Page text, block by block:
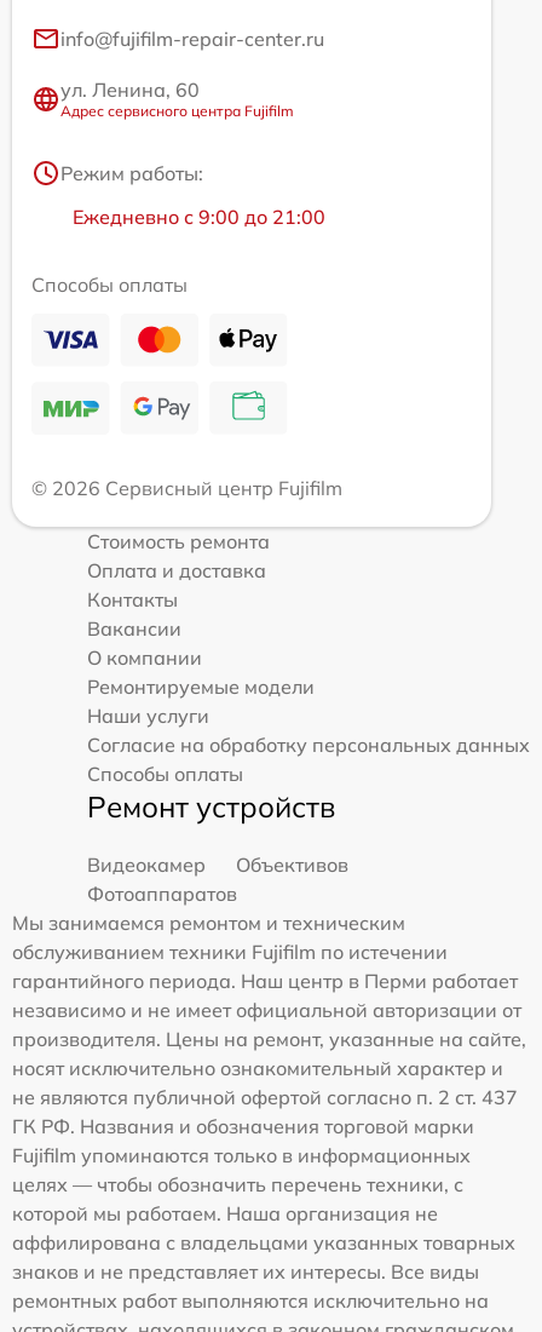
info@fujifilm-repair-center.ru
ул. Ленина, 60
Адрес сервисного центра Fujifilm
Режим работы:
Ежедневно с 9:00 до 21:00
Способы оплаты
© 2026 Сервисный центр Fujifilm
Стоимость ремонта
Оплата и доставка
Контакты
Вакансии
О компании
Ремонтируемые модели
Наши услуги
Согласие на обработку персональных данных
Способы оплаты
Ремонт устройств
Видеокамер
Объективов
Фотоаппаратов
Мы занимаемся ремонтом и техническим
обслуживанием техники Fujifilm по истечении
гарантийного периода. Наш центр в Перми работает
независимо и не имеет официальной авторизации от
производителя. Цены на ремонт, указанные на сайте,
носят исключительно ознакомительный характер и
не являются публичной офертой согласно п. 2 ст. 437
ГК РФ. Названия и обозначения торговой марки
Fujifilm упоминаются только в информационных
целях — чтобы обозначить перечень техники, с
которой мы работаем. Наша организация не
аффилирована с владельцами указанных товарных
знаков и не представляет их интересы. Все виды
ремонтных работ выполняются исключительно на